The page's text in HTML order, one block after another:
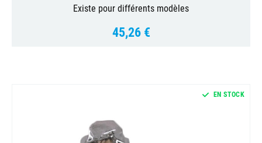
Existe pour différents modèles
Prix
45,26 €
EN STOCK